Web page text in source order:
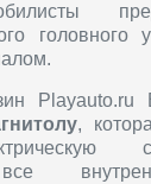
головного
,